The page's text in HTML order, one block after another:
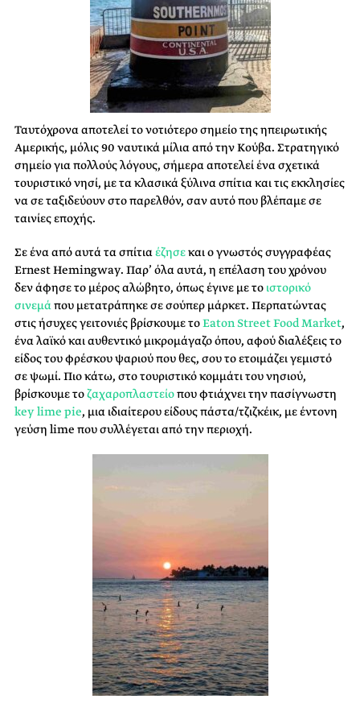
Ταυτόχρονα αποτελεί το νοτιότερο σημείο της ηπειρωτικής
Αμερικής, μόλις 90 ναυτικά μίλια από την Κούβα. Στρατηγικό
σημείο για πολλούς λόγους, σήμερα αποτελεί ένα σχετικά
τουριστικό νησί, με τα κλασικά ξύλινα σπίτια και τις εκκλησίες
να σε ταξιδεύουν στο παρελθόν, σαν αυτό που βλέπαμε σε
ταινίες εποχής.
Σε ένα από αυτά τα σπίτιαέζησεκαι ο γνωστός συγγραφέας
Ernest Hemingway. Παρ’ όλα αυτά, η επέλαση του χρόνου
δεν άφησε το μέρος αλώβητο, όπως έγινε με το ιστορικό
σινεμάπου μετατράπηκε σε σούπερ μάρκετ. Περπατώντας
στις ήσυχες γειτονιές βρίσκουμε τοEaton Street Food Market,
ένα λαϊκό και αυθεντικό μικρομάγαζο όπου, αφού διαλέξεις το
είδος του φρέσκου ψαριού που θες, σου το ετοιμάζει γεμιστό
σε ψωμί. Πιο κάτω, στο τουριστικό κομμάτι του νησιού,
βρίσκουμε τοζαχαροπλαστείοπου φτιάχνει την πασίγνωστη
key lime pie, μια ιδιαίτερου είδους πάστα/τζιζκέικ, με έντονη
γεύση lime που συλλέγεται από την περιοχή.